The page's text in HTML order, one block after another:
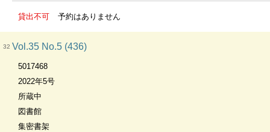
貸出不可 予約はありません
32 Vol.35 No.5 (436)
5017468
2022年5号
所蔵中
図書館
集密書架